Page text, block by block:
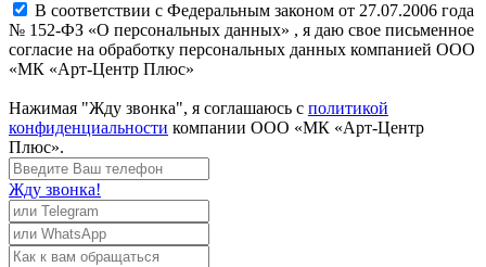
В соответствии с Федеральным законом от 27.07.2006 года
№ 152-ФЗ «О персональных данных» , я даю свое письменное
согласие на обработку персональных данных компанией ООО
«МК «Арт-Центр Плюс»
Нажимая "Жду звонка", я соглашаюсь с политикой
конфиденциальности компании ООО «МК «Арт-Центр
Плюс».
Жду звонка!